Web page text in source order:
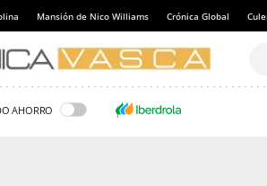
Mansión de Nico Williams Crónica Global
AHORRO